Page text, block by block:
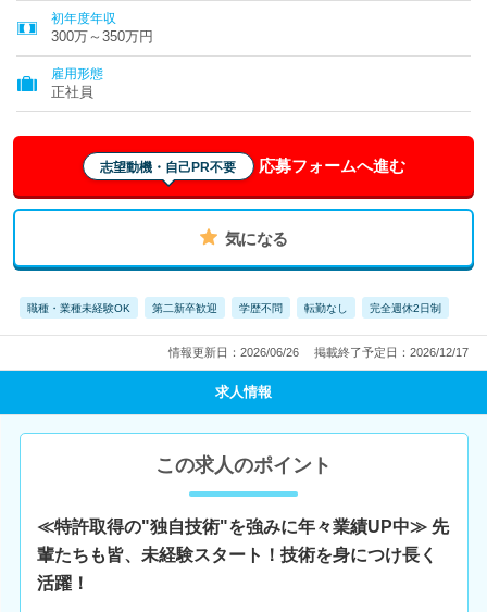
初年度年収
300万～350万円
雇用形態
正社員
志望動機・自己PR不要 応募フォームへ進む
気になる
職種・業種未経験OK 第二新卒歓迎 学歴不問 転勤なし 完全週休2日制
情報更新日：2026/06/26 掲載終了予定日：2026/12/17
求人情報
この求人のポイント
≪特許取得の"独自技術"を強みに年々業績UP中≫ 先
輩たちも皆、未経験スタート！技術を身につけ長く
活躍！